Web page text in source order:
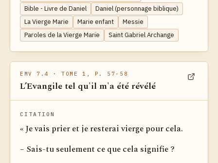
Bible - Livre de Daniel
Daniel (personnage biblique)
La Vierge Marie
Marie enfant
Messie
Paroles de la Vierge Marie
Saint Gabriel Archange
EMV 7.4 · TOME 1, P. 57-58
L’Evangile tel qu'il m'a été révélé
CITATION
« Je vais prier et je resterai vierge pour cela.
– Sais-tu seulement ce que cela signifie ?